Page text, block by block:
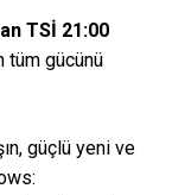
TSİ 21:00
tüm gücünü
güçlü yeni ve